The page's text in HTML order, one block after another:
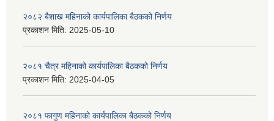
२०८२ बैशाख महिनाको कार्यपालिका बैठकको निर्णय
प्रकाशन मिति: 2025-05-10
२०८१ चैत्र महिनाको कार्यपालिका बैठकको निर्णय
प्रकाशन मिति: 2025-04-05
२०८१ फागुण महिनाको कार्यपालिका बैठकको निर्णय